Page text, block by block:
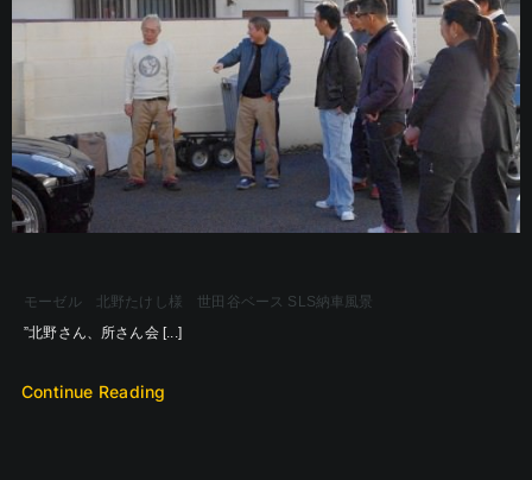
モーゼル 北野たけし様 世田谷ベース SLS納車風景
”北野さん、所さん会 [...]
Continue Reading